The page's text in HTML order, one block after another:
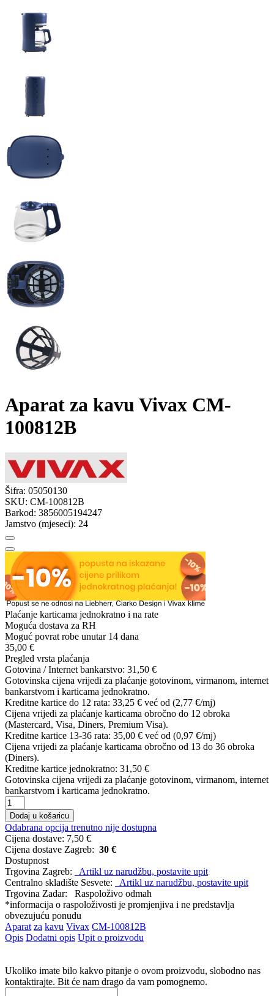
Aparat za kavu Vivax CM-
100812B
Šifra: 05050130
SKU: CM-100812B
Barkod: 3856005194247
Jamstvo (mjeseci): 24
Plaćanje karticama jednokratno i na rate
Moguća dostava za RH
Moguć povrat robe unutar 14 dana
35,00 €
Pregled vrsta plaćanja
Gotovina / Internet bankarstvo: 31,50 €
Gotovinska cijena vrijedi za plaćanje gotovinom, virmanom, internet
bankarstvom i karticama jednokratno.
Kreditne kartice do 12 rata: 33,25 € već od (2,77 €/mj)
Cijena vrijedi za plaćanje karticama obročno do 12 obroka
(Mastercard, Visa, Diners, Premium Visa).
Kreditne kartice 13-36 rata: 35,00 € već od (0,97 €/mj)
Cijena vrijedi za plaćanje karticama obročno od 13 do 36 obroka
(Diners).
Kreditne kartice jednokratno: 31,50 €
Gotovinska cijena vrijedi za plaćanje gotovinom, virmanom, internet
bankarstvom i karticama jednokratno.
Dodaj u košaricu
Odabrana opcija trenutno nije dostupna
Cijena dostave: 7,50 €
Cijena dostave Zagreb: 30 €
Dostupnost
Trgovina Zagreb:
Artikl uz narudžbu, postavite upit
Centralno skladište Sesvete:
Artikl uz narudžbu, postavite upit
Trgovina Zadar:
Raspoloživo odmah
*informacija o raspoloživosti je promjenjiva i ne predstavlja
obvezujuću ponudu
Aparat za kavu Vivax CM-100812B
Opis Dodatni opis Upit o proizvodu
Ukoliko imate bilo kakvo pitanje o ovom proizvodu, slobodno nas
kontaktirajte. Bit će nam drago da vam pomognemo.